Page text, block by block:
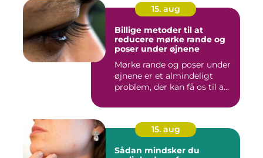
15. aug
Billige metoder til at
reducere mørke rande og
poser under øjnene
Mørke rande og poser under
øjnene er et almindeligt
problem, der kan få os til a...
15. aug
Sådan mindsker du